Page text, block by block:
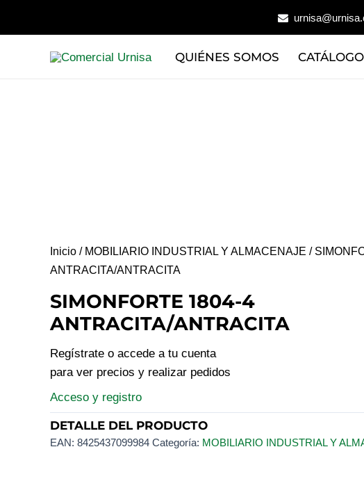
QUIÉNES SOMOS
Inicio / MOBILIARIO INDUSTRIAL Y ALMACENAJE /
ANTRACITA/ANTRACITA
SIMONFORTE 1804-4
ANTRACITA/ANTRACITA
Regístrate o accede a tu cuenta
para ver precios y realizar pedidos
Acceso y registro
DETALLE DEL PRODUCTO
EAN: 8425437099984 Categoría: MOBILIARIO INDUSTRIAL Y